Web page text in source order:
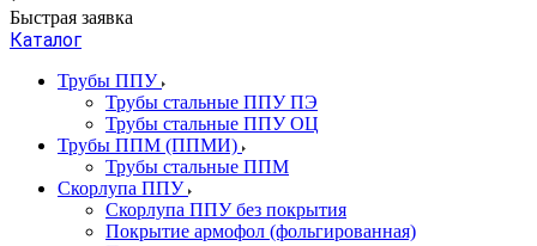
Быстрая заявка
Каталог
Трубы ППУ
Трубы стальные ППУ ПЭ
Трубы стальные ППУ ОЦ
Трубы ППМ (ППМИ)
Трубы стальные ППМ
Скорлупа ППУ
Скорлупа ППУ без покрытия
Покрытие армофол (фольгированная)